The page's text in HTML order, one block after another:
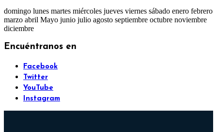
domingo lunes martes miércoles jueves viernes sábado enero febrero
marzo abril Mayo junio julio agosto septiembre octubre noviembre
diciembre
Encuéntranos en
Facebook
Twitter
YouTube
Instagram